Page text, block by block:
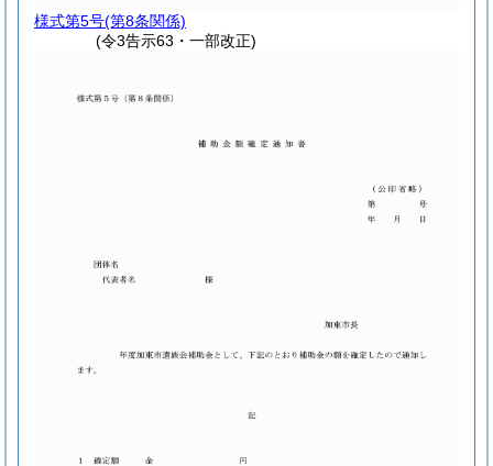
様式第5号(第8条関係)
(令3告示63・一部改正)